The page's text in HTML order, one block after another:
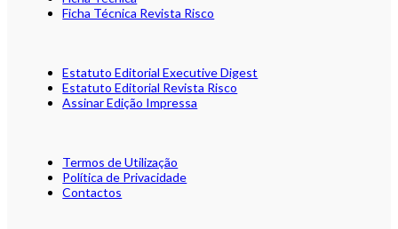
Ficha Técnica Revista Risco
Estatuto Editorial Executive Digest
Estatuto Editorial Revista Risco
Assinar Edição Impressa
Termos de Utilização
Política de Privacidade
Contactos